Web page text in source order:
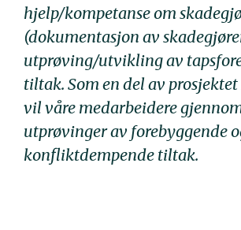
hjelp/kompetanse om
(dokumentasjon av
utprøving/utvikling av
tiltak. Som en del av
vil våre medarbeidere
utprøvinger av forebyggende
konfliktdempende tiltak.